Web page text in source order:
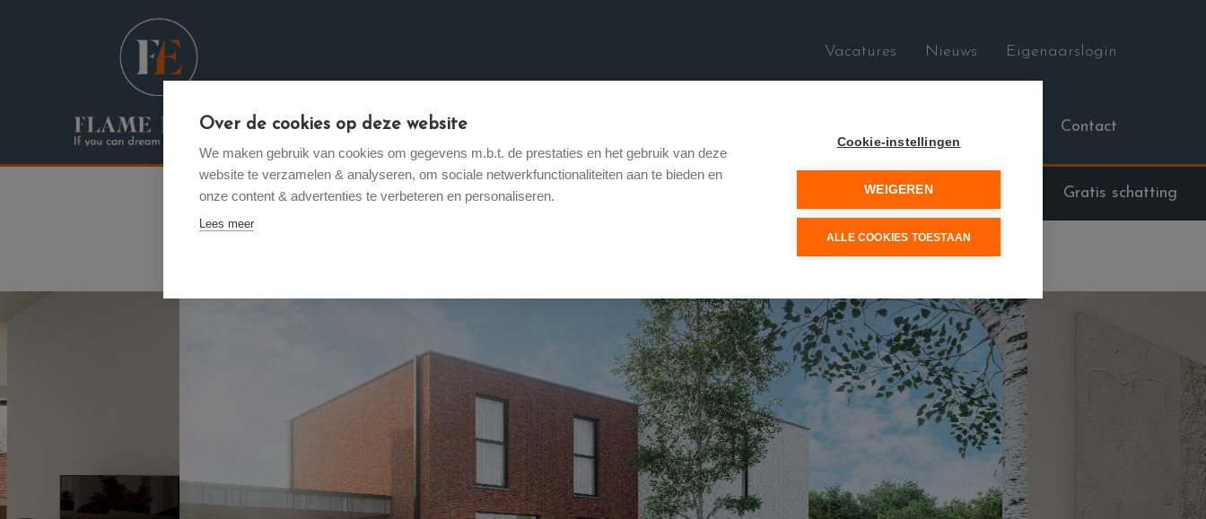
Vacatures Nieuws Eigenaarslogin
Verkopen / Verhuren Contact
09/279.76.73 Gratis schatting
Over de cookies op deze website
We maken gebruik van cookies om gegevens m.b.t. de prestaties en het gebruik van deze
website te verzamelen & analyseren, om sociale netwerkfunctionaliteiten aan te bieden en
onze content & advertenties te verbeteren en personaliseren.
Lees meer
Cookie-instellingen
WEIGEREN
ALLE COOKIES TOESTAAN